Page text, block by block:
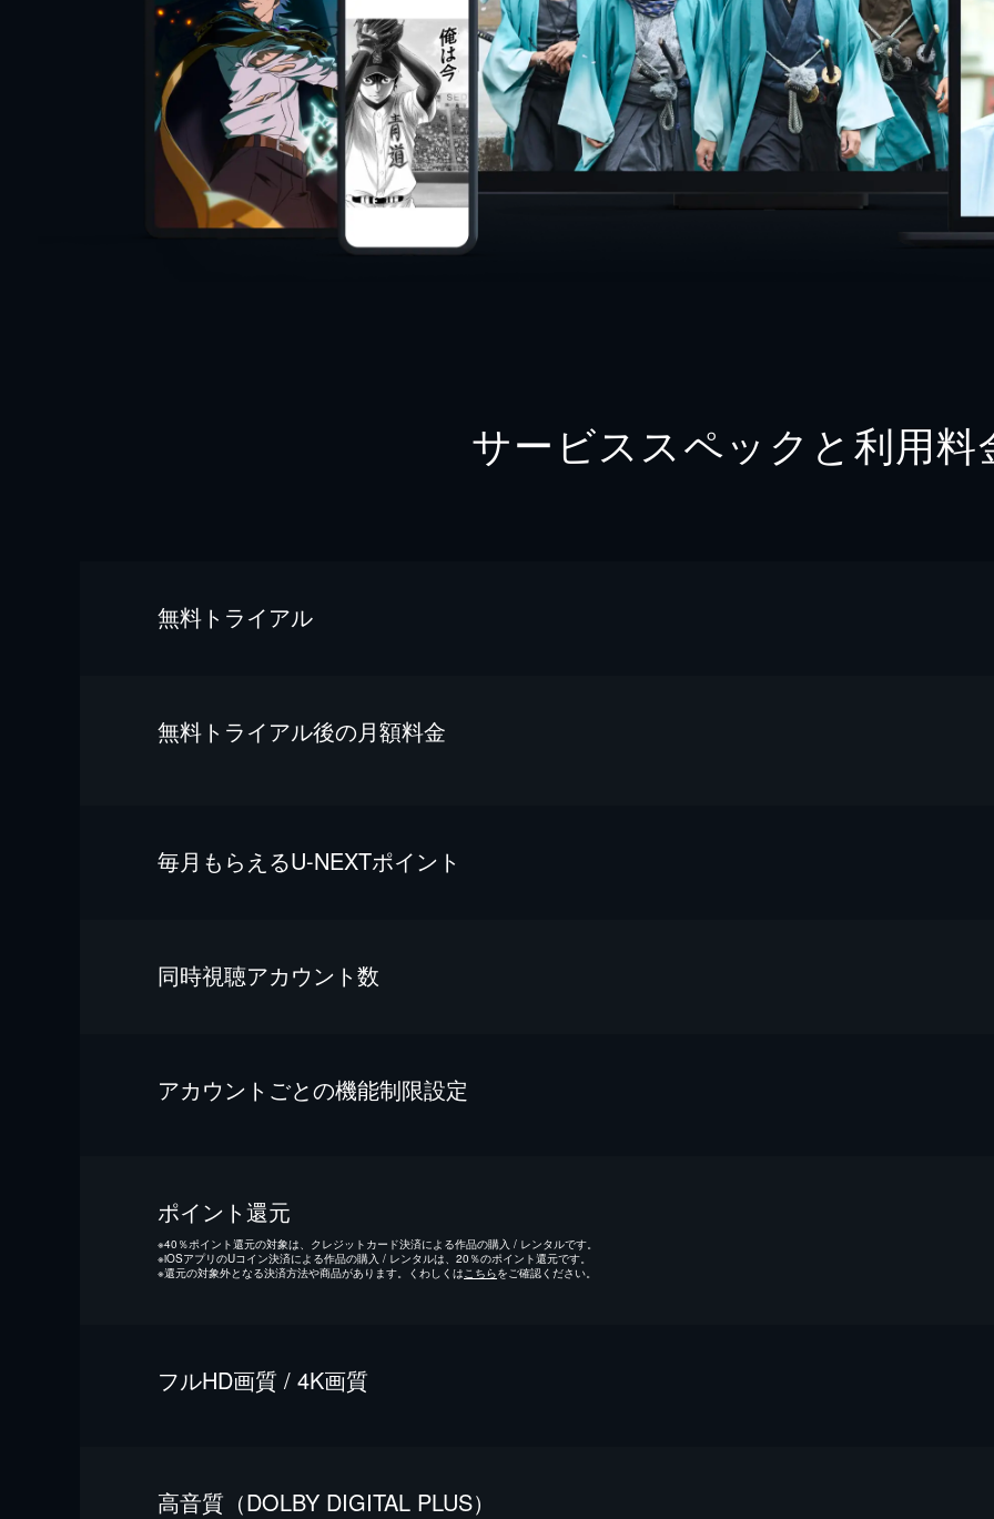
サービススペックと利用料
無料トライアル
無料トライアル後の⽉額料金
毎⽉もらえるU-NEXTポイント
同時視聴アカウント数
アカウントごとの機能制限設定
ポイント還元
※40％ポイント還元の対象は、クレジットカード決済による作品の購入 / レンタルです。
※iOSアプリのUコイン決済による作品の購入 / レンタルは、20％のポイント還元です。
※還元の対象外となる決済方法や商品があります。くわしくは こちらをご確認ください。
フルHD画質 / 4K画質
⾼⾳質（DOLBY DIGITAL PLUS）